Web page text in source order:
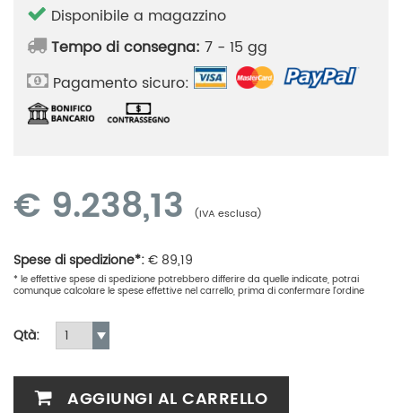
Disponibile a magazzino
Tempo di consegna: 7 - 15 gg
Pagamento sicuro:
€ 9.238,13 (IVA esclusa)
Spese di spedizione*:€ 89,19
* le effettive spese di spedizione potrebbero differire da quelle indicate, potrai
comunque calcolare le spese effettive nel carrello, prima di confermare l'ordine
Qtà:
AGGIUNGI AL CARRELLO